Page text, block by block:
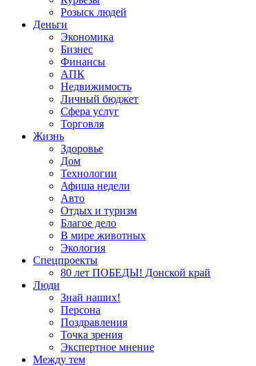
Розыск людей
Деньги
Экономика
Бизнес
Финансы
АПК
Недвижимость
Личный бюджет
Сфера услуг
Торговля
Жизнь
Здоровье
Дом
Технологии
Афиша недели
Авто
Отдых и туризм
Благое дело
В мире животных
Экология
Спецпроекты
80 лет ПОБЕДЫ! Донской край
Люди
Знай наших!
Персона
Поздравления
Точка зрения
Экспертное мнение
Между тем